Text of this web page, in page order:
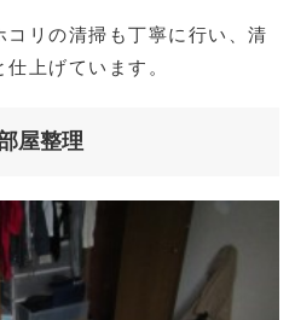
リの清掃も丁寧に行い、清
上げています。
屋整理